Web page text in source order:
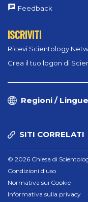
Feedback
ISCRIVITI
Ricevi Scientology
Crea il tuo logon di
Regioni / Lingue
SITI CORRELATI
© 2026 Chiesa di
Condizioni d’uso
Normativa sui Cookie
Informativa sulla privacy